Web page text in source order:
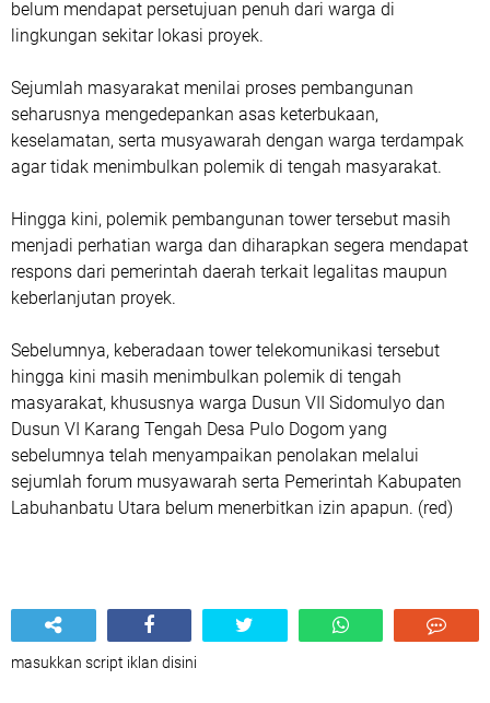
belum mendapat persetujuan penuh dari warga di
lingkungan sekitar lokasi proyek.
Sejumlah masyarakat menilai proses pembangunan
seharusnya mengedepankan asas keterbukaan,
keselamatan, serta musyawarah dengan warga terdampak
agar tidak menimbulkan polemik di tengah masyarakat.
Hingga kini, polemik pembangunan tower tersebut masih
menjadi perhatian warga dan diharapkan segera mendapat
respons dari pemerintah daerah terkait legalitas maupun
keberlanjutan proyek.
Sebelumnya, keberadaan tower telekomunikasi tersebut
hingga kini masih menimbulkan polemik di tengah
masyarakat, khususnya warga Dusun VII Sidomulyo dan
Dusun VI Karang Tengah Desa Pulo Dogom yang
sebelumnya telah menyampaikan penolakan melalui
sejumlah forum musyawarah serta Pemerintah Kabupaten
Labuhanbatu Utara belum menerbitkan izin apapun. (red)
masukkan script iklan disini